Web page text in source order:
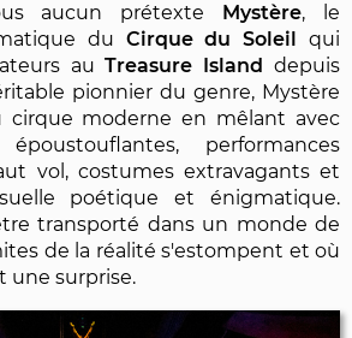
aucun prétexte Mystère, le
du Cirque du Soleil qui
auTreasure Island depuis
pionnier du genre, Mystère
cirque moderne en mêlant avec
performances
vol, costumes extravagants et
poétique et énigmatique.
transporté dans un monde de
de la réalité s'estompent et où
une surprise.